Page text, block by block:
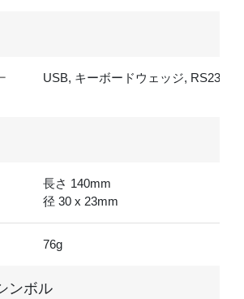
USB, キーボードウェッジ, RS232
長さ 140mm
径 30 x 23mm
76g
ンボル